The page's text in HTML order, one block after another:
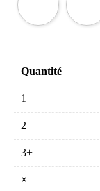
Quantité
1
2
3+
×